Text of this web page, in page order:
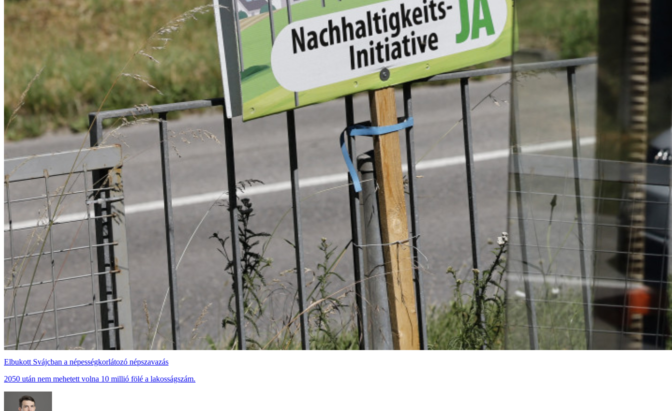
Elbukott Svájcban a népességkorlátozó népszavazás
2050 után nem mehetett volna 10 millió fölé a lakosságszám.